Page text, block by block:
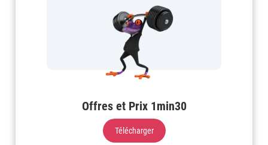
Offres et Prix 1min30
Télécharger